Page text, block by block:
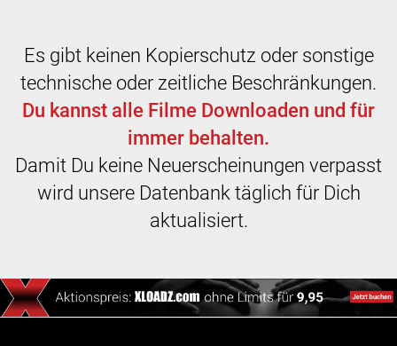
Es gibt keinen Kopierschutz oder sonstige
technische oder zeitliche Beschränkungen.
Du kannst alle Filme Downloaden und für
immer behalten.
Damit Du keine Neuerscheinungen verpasst
wird unsere Datenbank täglich für Dich
aktualisiert.